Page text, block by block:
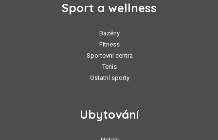
Sport a wellness
Bazény
Fitness
Sportovní centra
Tenis
Ostatní sporty
Ubytování